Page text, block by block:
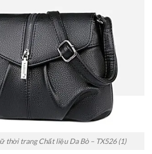
thời trang Chất liệu Da Bò – TX526 (1)